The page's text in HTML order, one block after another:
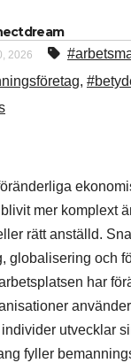
2026
,
mer komplext
rätt anställd.
globalisering och
har
utvecklar
fyller